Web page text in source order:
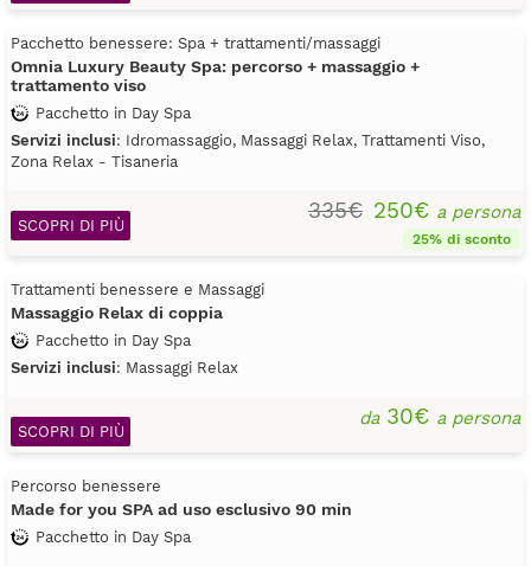
Pacchetto benessere: Spa + trattamenti/massaggi
Omnia Luxury Beauty Spa: percorso + massaggio +
trattamento viso
Pacchetto in Day Spa
Servizi inclusi: Idromassaggio, Massaggi Relax, Trattamenti Viso,
Zona Relax - Tisaneria
335€ 250€ a persona
25% di sconto
SCOPRI DI PIÙ
Trattamenti benessere e Massaggi
Massaggio Relax di coppia
Pacchetto in Day Spa
Servizi inclusi: Massaggi Relax
da30€ a persona
SCOPRI DI PIÙ
Percorso benessere
Made for you SPA ad uso esclusivo 90 min
Pacchetto in Day Spa